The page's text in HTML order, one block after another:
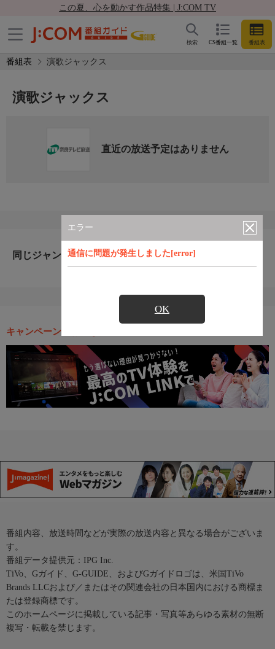
この夏、心を動かす作品特集 | J:COM TV
CS番組一覧 番組表
検索
番組表 演歌ジャックス
エラー
通信に問題が発生しました[error]
OK
演歌ジャックス
直近の放送予定はありません
同じジャンルのおすすめ番組
キャンペーン・お得な情報
番組内容、放送時間などが実際の放送内容と異なる場合がございま
す。
番組データ提供元：IPG Inc.
TiVo、Gガイド、G-GUIDE、およびGガイドロゴは、米国TiVo
Brands LLCおよび／またはその関連会社の日本国内における商標ま
たは登録商標です。
このホームページに掲載している記事・写真等あらゆる素材の無断
複写・転載を禁じます。